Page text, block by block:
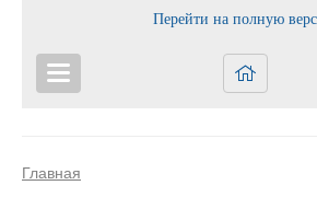
Перейти на полную
Главная